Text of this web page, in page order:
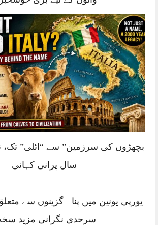
بچھڑوں کی سرزمین” سے “اٹلی” تک،
سال پرانی کہانی
یورپی یونین میں پناہ گزینوں سے متعلق
سرحدی نگرانی مزید